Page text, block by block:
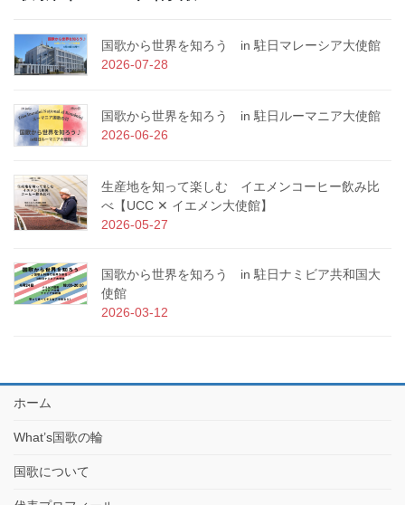
国歌から世界を知ろう in 駐日マレーシア大使館
2026-07-28
国歌から世界を知ろう in 駐日ルーマニア大使館
2026-06-26
生産地を知って楽しむ イエメンコーヒー飲み比
べ【UCC ✕ イエメン大使館】
2026-05-27
国歌から世界を知ろう in 駐日ナミビア共和国大
使館
2026-03-12
ホーム
What’s国歌の輪
国歌について